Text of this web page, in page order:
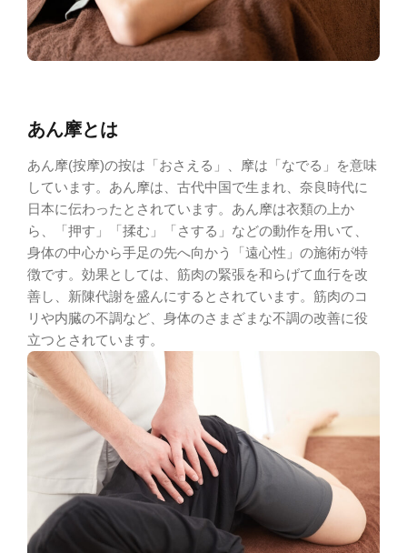
あん摩とは
あん摩(按摩)の按は「おさえる」、摩は「なでる」を意味
しています。あん摩は、古代中国で生まれ、奈良時代に
日本に伝わったとされています。あん摩は衣類の上か
ら、「押す」「揉む」「さする」などの動作を用いて、
身体の中心から手足の先へ向かう「遠心性」の施術が特
徴です。効果としては、筋肉の緊張を和らげて血行を改
善し、新陳代謝を盛んにするとされています。筋肉のコ
リや内臓の不調など、身体のさまざまな不調の改善に役
立つとされています。